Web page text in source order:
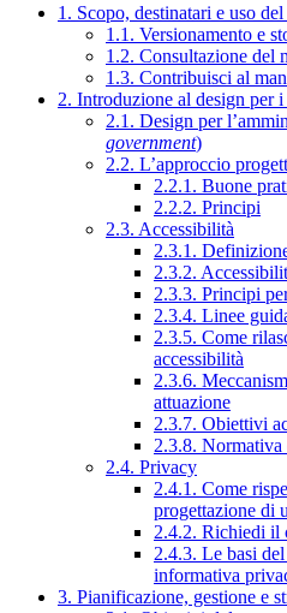
1. Scopo, destinatari e uso
1.1. Versionamento e
1.2. Consultazione del
1.3. Contribuisci al
2. Introduzione al design per
2.1. Design per
government)
2.2. L’approccio
2.2.1. Buone
2.2.2. Principi
2.3. Accessibilità
2.3.1.
2.3.2.
2.3.3. Principi
2.3.4. Linee
2.3.5. Come
accessibilità
2.3.6.
attuazione
2.3.7. Obiettivi
2.3.8.
2.4. Privacy
2.4.1. Come
progettazione di
2.4.2. Richiedi il
2.4.3. Le basi
informativa
3. Pianificazione, gestione e